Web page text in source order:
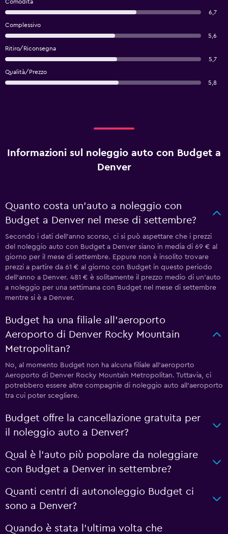
Comodità
6,7
Complessivo
5,6
Ritiro/Riconsegna
5,7
Qualità/Prezzo
5,8
Informazioni sul noleggio auto con Budget a
Denver
Quanto costa un'auto a noleggio con
Budget a Denver nel mese di settembre?
Secondo i dati dell'anno scorso, ci si può aspettare che i prezzi
del noleggio auto con Budget a Denver siano in media di 69 € al
giorno per il mese di settembre. Eppure non è insolito trovare
prezzi a partire da 61 € al giorno con Budget in questo periodo
dell'anno a Denver. 481 € è solitamente il prezzo medio di un'auto
a noleggio per una settimana con Budget nel mese di settembre
mentre si è a Denver.
Budget ha una filiale all'aeroporto
Aeroporto di Denver Rocky Mountain
Metropolitan?
No, al momento Budget non ha alcuna filiale all'aeroporto
Aeroporto di Denver Rocky Mountain Metropolitan. Tuttavia, ci
potrebbero essere altre compagnie di noleggio auto all'aeroporto
tra cui poter scegliere.
Budget offre la cancellazione gratuita per
il noleggio auto a Denver?
Qual è l'auto più popolare da noleggiare
con Budget a Denver in settembre?
Quanti centri di autonoleggio Budget ci
sono a Denver?
Quando è stata l'ultima volta che